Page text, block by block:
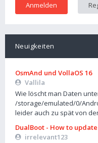
Neuigkeiten
OsmAnd und VollaOS 16
Vallila
Wie löscht man Daten
/storage/emulated/0/
leider auch zu spät von
DualBoot - How to
irrelevant123